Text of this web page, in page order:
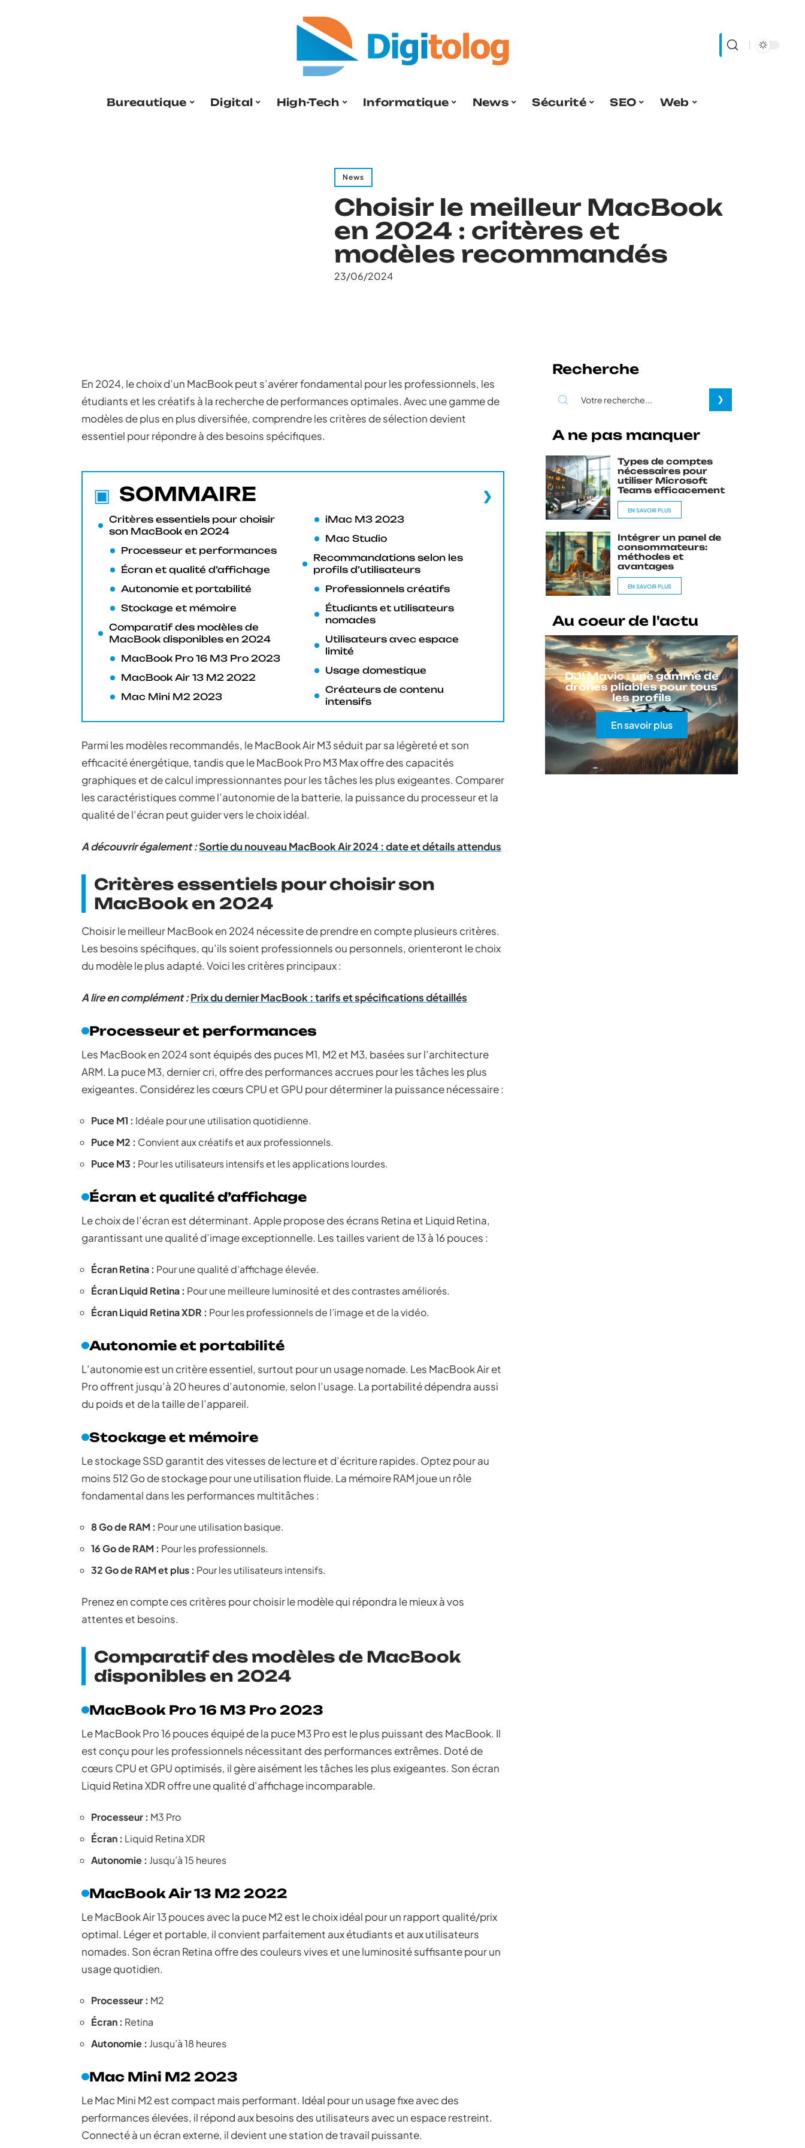
Bureautique Digital High-Tech Informatique News Sécurité SEO Web
News
Choisir le meilleur MacBook
en 2024 : critères et
modèles recommandés
23/06/2024
En 2024, le choix d’un MacBook peut s’avérer fondamental pour les professionnels, les
étudiants et les créatifs à la recherche de performances optimales. Avec une gamme de
modèles de plus en plus diversifiée, comprendre les critères de sélection devient
essentiel pour répondre à des besoins spécifiques.
SOMMAIRE
Critères essentiels pour choisir
son MacBook en 2024
Processeur et performances
Écran et qualité d’affichage
Autonomie et portabilité
Stockage et mémoire
Comparatif des modèles de
MacBook disponibles en 2024
MacBook Pro 16 M3 Pro 2023
MacBook Air 13 M2 2022
Mac Mini M2 2023
iMac M3 2023
Mac Studio
Recommandations selon les
profils d’utilisateurs
Professionnels créatifs
Étudiants et utilisateurs
nomades
Utilisateurs avec espace
limité
Usage domestique
Créateurs de contenu
intensifs
Parmi les modèles recommandés, le MacBook Air M3 séduit par sa légèreté et son
efficacité énergétique, tandis que le MacBook Pro M3 Max offre des capacités
graphiques et de calcul impressionnantes pour les tâches les plus exigeantes. Comparer
les caractéristiques comme l’autonomie de la batterie, la puissance du processeur et la
qualité de l’écran peut guider vers le choix idéal.
A découvrir également :Sortie du nouveau MacBook Air 2024 : date et détails attendus
Critères essentiels pour choisir son
MacBook en 2024
Choisir le meilleur MacBook en 2024 nécessite de prendre en compte plusieurs critères.
Les besoins spécifiques, qu’ils soient professionnels ou personnels, orienteront le choix
du modèle le plus adapté. Voici les critères principaux :
A lire en complément :Prix du dernier MacBook : tarifs et spécifications détaillés
Processeur et performances
Les MacBook en 2024 sont équipés des puces M1, M2 et M3, basées sur l’architecture
ARM. La puce M3, dernier cri, offre des performances accrues pour les tâches les plus
exigeantes. Considérez les cœurs CPU et GPU pour déterminer la puissance nécessaire :
Puce M1 : Idéale pour une utilisation quotidienne.
Puce M2 : Convient aux créatifs et aux professionnels.
Puce M3 : Pour les utilisateurs intensifs et les applications lourdes.
Écran et qualité d’affichage
Le choix de l’écran est déterminant. Apple propose des écrans Retina et Liquid Retina,
garantissant une qualité d’image exceptionnelle. Les tailles varient de 13 à 16 pouces :
Écran Retina : Pour une qualité d’affichage élevée.
Écran Liquid Retina : Pour une meilleure luminosité et des contrastes améliorés.
Écran Liquid Retina XDR : Pour les professionnels de l’image et de la vidéo.
Autonomie et portabilité
L’autonomie est un critère essentiel, surtout pour un usage nomade. Les MacBook Air et
Pro offrent jusqu’à 20 heures d’autonomie, selon l’usage. La portabilité dépendra aussi
du poids et de la taille de l’appareil.
Stockage et mémoire
Le stockage SSD garantit des vitesses de lecture et d’écriture rapides. Optez pour au
moins 512 Go de stockage pour une utilisation fluide. La mémoire RAM joue un rôle
fondamental dans les performances multitâches :
8 Go de RAM : Pour une utilisation basique.
16 Go de RAM : Pour les professionnels.
32 Go de RAM et plus : Pour les utilisateurs intensifs.
Prenez en compte ces critères pour choisir le modèle qui répondra le mieux à vos
attentes et besoins.
Comparatif des modèles de MacBook
disponibles en 2024
MacBook Pro 16 M3 Pro 2023
Le MacBook Pro 16 pouces équipé de la puce M3 Pro est le plus puissant des MacBook. Il
est conçu pour les professionnels nécessitant des performances extrêmes. Doté de
cœurs CPU et GPU optimisés, il gère aisément les tâches les plus exigeantes. Son écran
Liquid Retina XDR offre une qualité d’affichage incomparable.
Processeur : M3 Pro
Écran : Liquid Retina XDR
Autonomie : Jusqu’à 15 heures
MacBook Air 13 M2 2022
Le MacBook Air 13 pouces avec la puce M2 est le choix idéal pour un rapport qualité/prix
optimal. Léger et portable, il convient parfaitement aux étudiants et aux utilisateurs
nomades. Son écran Retina offre des couleurs vives et une luminosité suffisante pour un
usage quotidien.
Processeur : M2
Écran : Retina
Autonomie : Jusqu’à 18 heures
Mac Mini M2 2023
Le Mac Mini M2 est compact mais performant. Idéal pour un usage fixe avec des
performances élevées, il répond aux besoins des utilisateurs avec un espace restreint.
Connecté à un écran externe, il devient une station de travail puissante.
Recherche
A ne pas manquer
Types de comptes
nécessaires pour
utiliser Microsoft
Teams efficacement
EN SAVOIR PLUS
Intégrer un panel de
consommateurs:
méthodes et
avantages
EN SAVOIR PLUS
Au coeur de l'actu
DJI Mavic : une gamme de
drones pliables pour tous
les profils
En savoir plus